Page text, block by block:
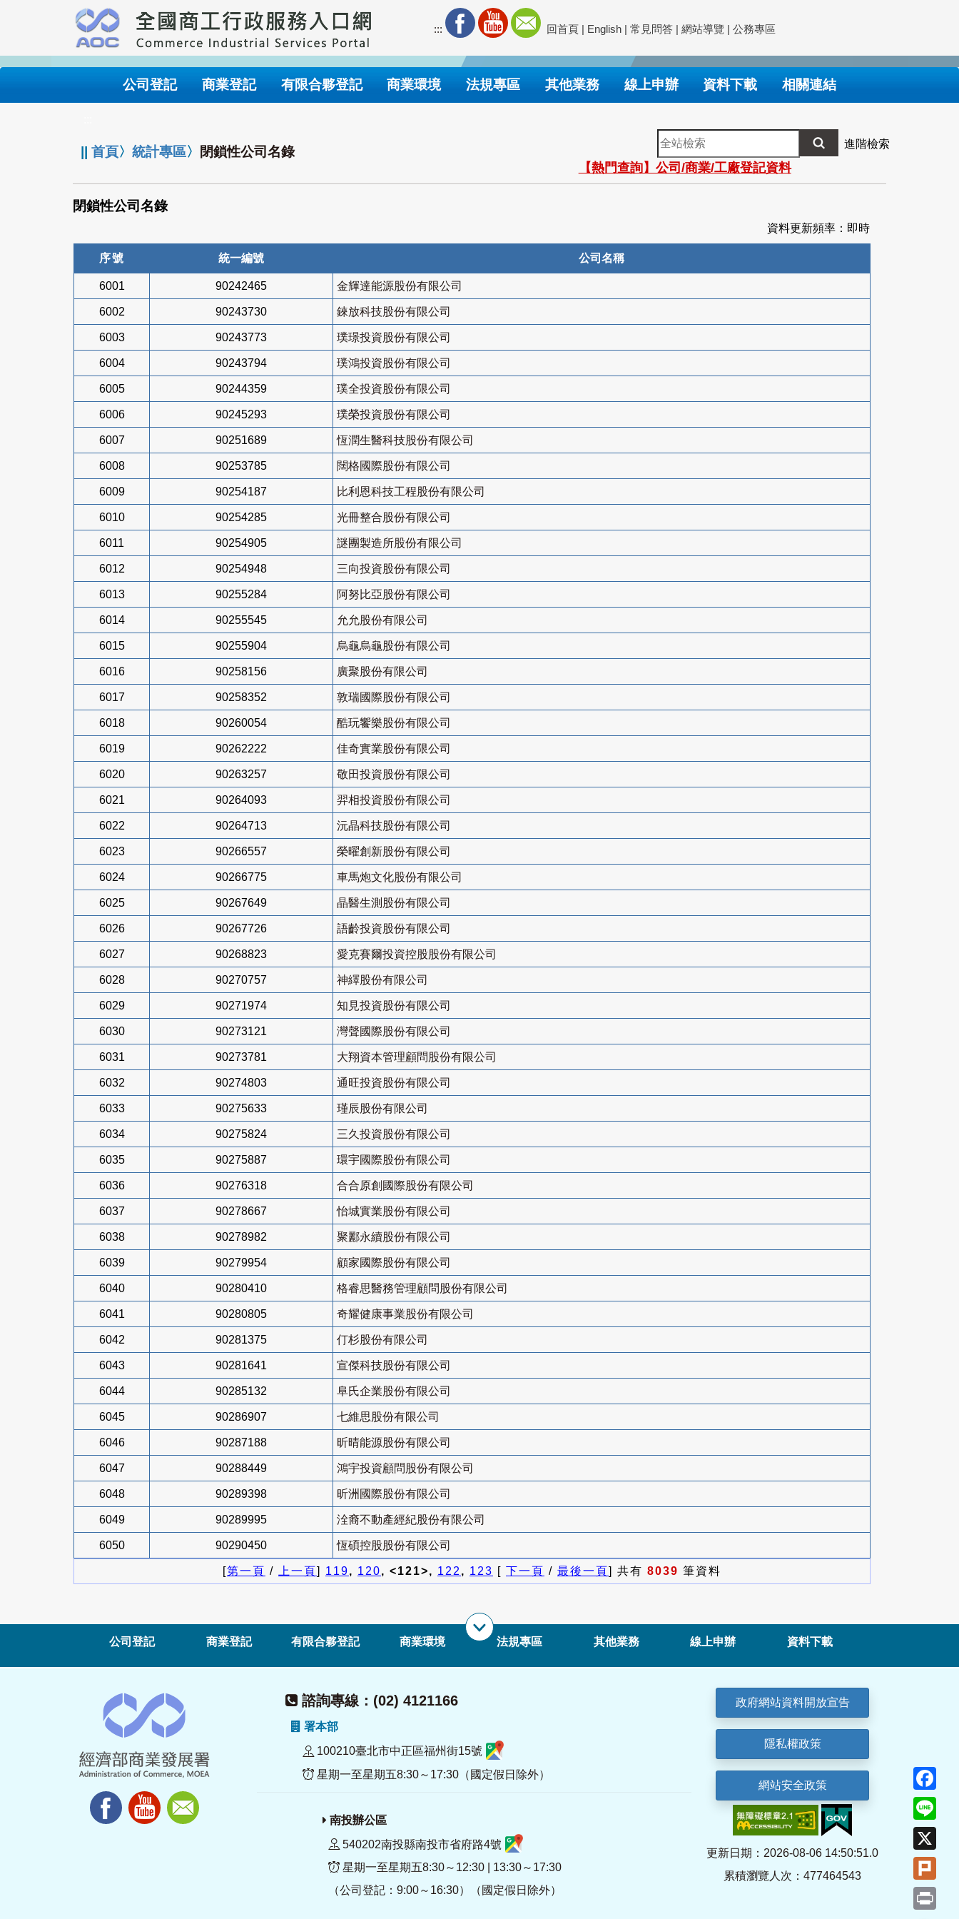
要
內
::: 回首頁 | English | 常見問答 | 網站導覽 | 公務專區
公司登記 商業登記 有限合夥登記 商業環境 法規專區 其他業務 線上申辦 資料下載 相關連結
||首頁〉統計專區〉 閉鎖性公司名錄
全
站
檢
索
進階檢索
【熱門查詢】公司/商業/工廠登記資料
閉鎖性公司名錄
資料更新頻率：即時
序號 統一編號 公司名稱
6001 90242465 金輝達能源股份有限公司
6002 90243730 錸放科技股份有限公司
6003 90243773 璞璟投資股份有限公司
6004 90243794 璞鴻投資股份有限公司
6005 90244359 璞全投資股份有限公司
6006 90245293 璞榮投資股份有限公司
6007 90251689 恆潤生醫科技股份有限公司
6008 90253785 闊格國際股份有限公司
6009 90254187 比利恩科技工程股份有限公司
6010 90254285 光冊整合股份有限公司
6011 90254905 謎團製造所股份有限公司
6012 90254948 三向投資股份有限公司
6013 90255284 阿努比亞股份有限公司
6014 90255545 允允股份有限公司
6015 90255904 烏龜烏龜股份有限公司
6016 90258156 廣聚股份有限公司
6017 90258352 敦瑞國際股份有限公司
6018 90260054 酷玩饗樂股份有限公司
6019 90262222 佳奇實業股份有限公司
6020 90263257 敬田投資股份有限公司
6021 90264093 羿相投資股份有限公司
6022 90264713 沅晶科技股份有限公司
6023 90266557 榮曜創新股份有限公司
6024 90266775 車馬炮文化股份有限公司
6025 90267649 晶醫生測股份有限公司
6026 90267726 語齡投資股份有限公司
6027 90268823 愛克賽爾投資控股股份有限公司
6028 90270757 神繹股份有限公司
6029 90271974 知見投資股份有限公司
6030 90273121 灣聲國際股份有限公司
6031 90273781 大翔資本管理顧問股份有限公司
6032 90274803 通旺投資股份有限公司
6033 90275633 瑾辰股份有限公司
6034 90275824 三久投資股份有限公司
6035 90275887 環宇國際股份有限公司
6036 90276318 合合原創國際股份有限公司
6037 90278667 怡城實業股份有限公司
6038 90278982 聚酈永續股份有限公司
6039 90279954 顧家國際股份有限公司
6040 90280410 格睿思醫務管理顧問股份有限公司
6041 90280805 奇耀健康事業股份有限公司
6042 90281375 仃杉股份有限公司
6043 90281641 宣傑科技股份有限公司
6044 90285132 阜氏企業股份有限公司
6045 90286907 七維思股份有限公司
6046 90287188 昕晴能源股份有限公司
6047 90288449 鴻宇投資顧問股份有限公司
6048 90289398 昕洲國際股份有限公司
6049 90289995 洤裔不動產經紀股份有限公司
6050 90290450 恆碩控股股份有限公司
[第一頁 / 上一頁] 119, 120, <121>, 122, 123 [ 下一頁 / 最後一頁] 共有 8039 筆資料
公司登記 商業登記 有限合夥登記 商業環境 法規專區 其他業務 線上申辦 資料下載
諮詢專線：(02) 4121166
署本部
100210臺北市中正區福州街15號
星期一至星期五8:30～17:30（國定假日除外）
南投辦公區
540202南投縣南投市省府路4號
星期一至星期五8:30～12:30 | 13:30～17:30
（公司登記：9:00～16:30）（國定假日除外）
政府網站資料開放宣告
隱私權政策
網站安全政策
更新日期：2026-08-06 14:50:51.0
累積瀏覽人次：477464543